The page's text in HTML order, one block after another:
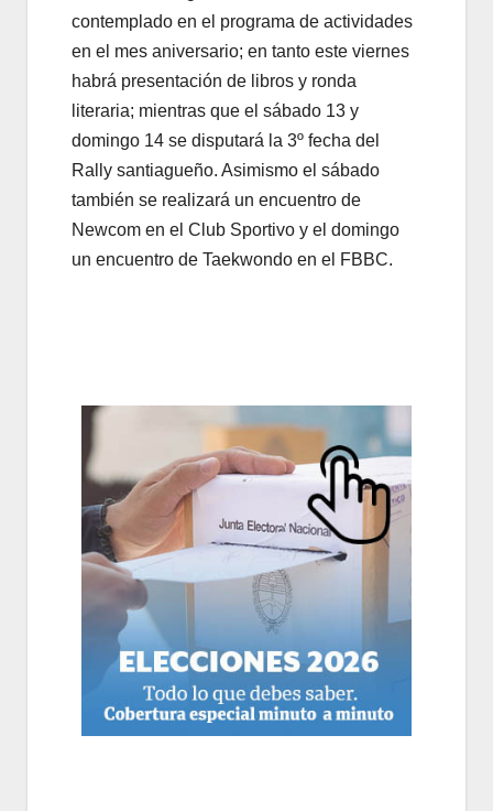
contemplado en el programa de actividades
en el mes aniversario; en tanto este viernes
habrá presentación de libros y ronda
literaria; mientras que el sábado 13 y
domingo 14 se disputará la 3º fecha del
Rally santiagueño. Asimismo el sábado
también se realizará un encuentro de
Newcom en el Club Sportivo y el domingo
un encuentro de Taekwondo en el FBBC.